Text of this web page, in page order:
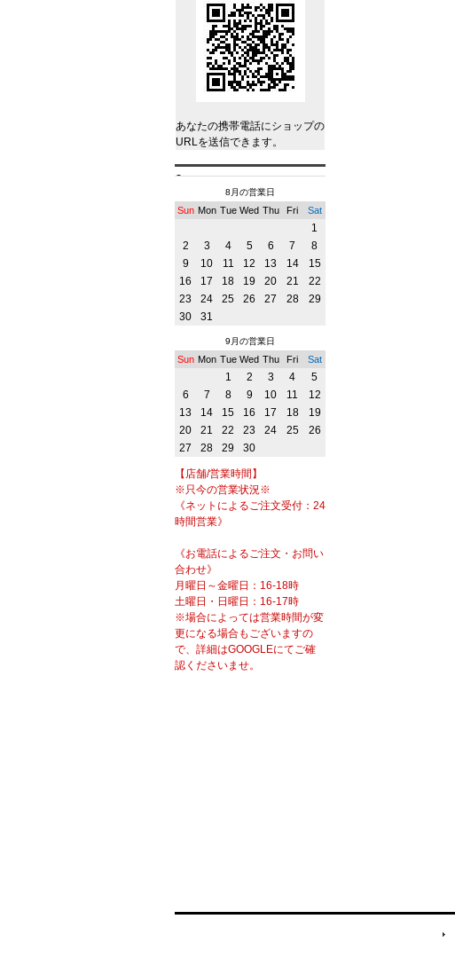
あなたの携帯電話にショップの
URLを送信できます。
8月の営業日
Sun Mon Tue Wed Thu Fri Sat
1
2
3 4 5 6 7
8
9
10 11 12 13 14
15
16
17 18 19 20 21
22
23
24 25 26 27 28
29
30
31
9月の営業日
Sun Mon Tue Wed Thu Fri Sat
1 2 3 4
5
6
7 8 9 10 11
12
13
14 15 16 17 18
19
20
21 22 23 24 25
26
27
28 29 30
【店舗/営業時間】
※只今の営業状況※
《ネットによるご注文受付：24
時間営業》
《お電話によるご注文・お問い
合わせ》
月曜日～金曜日：16-18時
土曜日・日曜日：16-17時
※場合によっては営業時間が変
更になる場合もございますの
で、詳細はGOOGLEにてご確
認くださいませ。